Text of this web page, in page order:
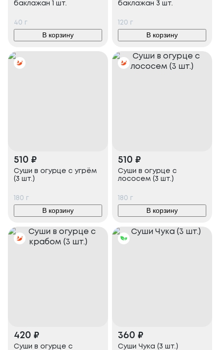
баклажан 1 шт.
40 г
В корзину
баклажан 3 шт.
120 г
В корзину
510 ₽
Суши в огурце с угрём
(3 шт.)
180 г
В корзину
510 ₽
Суши в огурце с
лососем (3 шт.)
180 г
В корзину
420 ₽
Суши в огурце с
360 ₽
Суши Чука (3 шт.)